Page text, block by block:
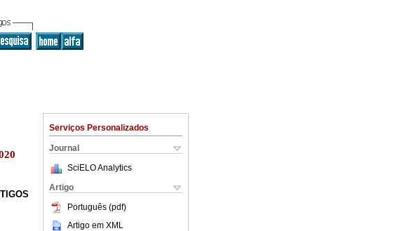
Serviços Personalizados
Journal
SciELO Analytics
Artigo
Português (pdf)
Artigo em XML